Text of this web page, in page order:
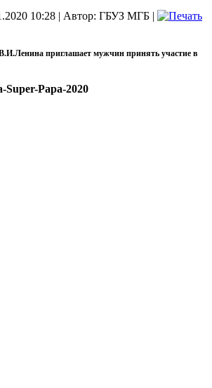
10:28 | Автор: ГБУЗ МГБ |
приглашает мужчин принять участие в